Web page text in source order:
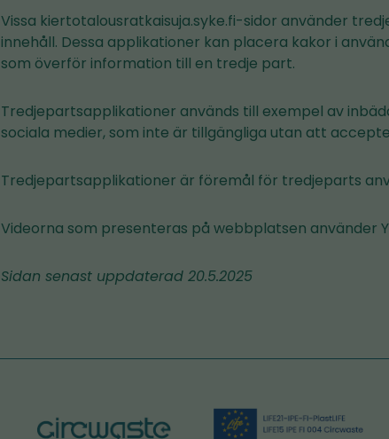
en
annan
tjänst)
Vissa kiertotalousratkaisuja.syke.fi-sidor använder
innehåll. Dessa applikationer kan placera kakor i
som överför information till en tredje part.
Tredjepartsapplikationer används till exempel av
sociala medier, som inte är tillgängliga utan att
Tredjepartsapplikationer är föremål för tredjeparts
Videorna som presenteras på webbplatsen använder
Sidan senast uppdaterad 20.5.2025